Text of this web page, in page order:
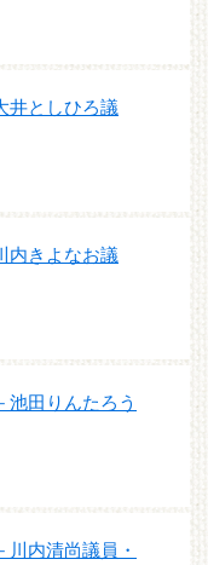
井としひろ議
内きよなお議
池田りんたろう
内清尚議員・